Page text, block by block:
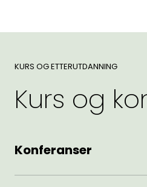
KURS OG ETTERUTDANNING
Kurs og
Konferanser